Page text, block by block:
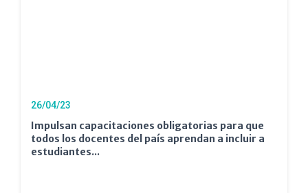
26/04/23
Impulsan capacitaciones obligatorias para que
todos los docentes del país aprendan a incluir a
estudiantes...